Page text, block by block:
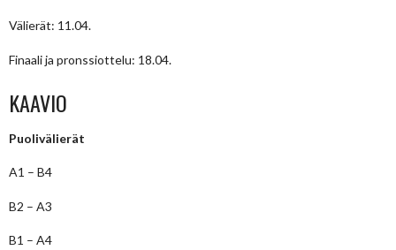
Välierät: 11.04.
Finaali ja pronssiottelu: 18.04.
KAAVIO
Puolivälierät
A1 – B4
B2 – A3
B1 – A4